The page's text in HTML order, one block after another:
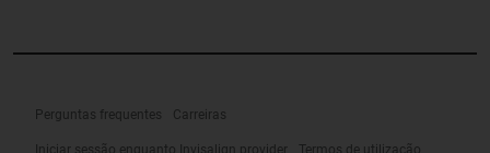
Perguntas frequentes Carreiras
Iniciar sessão enquanto Invisalign provider Termos de utilização